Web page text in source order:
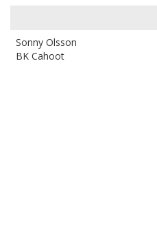
Sonny Olsson
BK Cahoot